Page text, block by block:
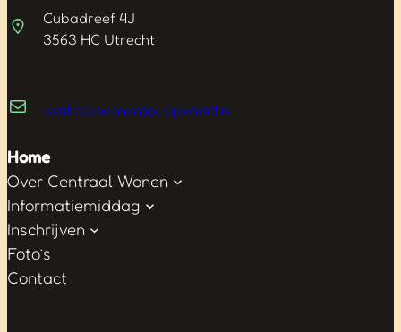
Cubadreef 4J
3563 HC Utrecht
centraalwonen@klopvaart.nl
Home
Over Centraal Wonen
Informatiemiddag
Inschrijven
Foto’s
Contact